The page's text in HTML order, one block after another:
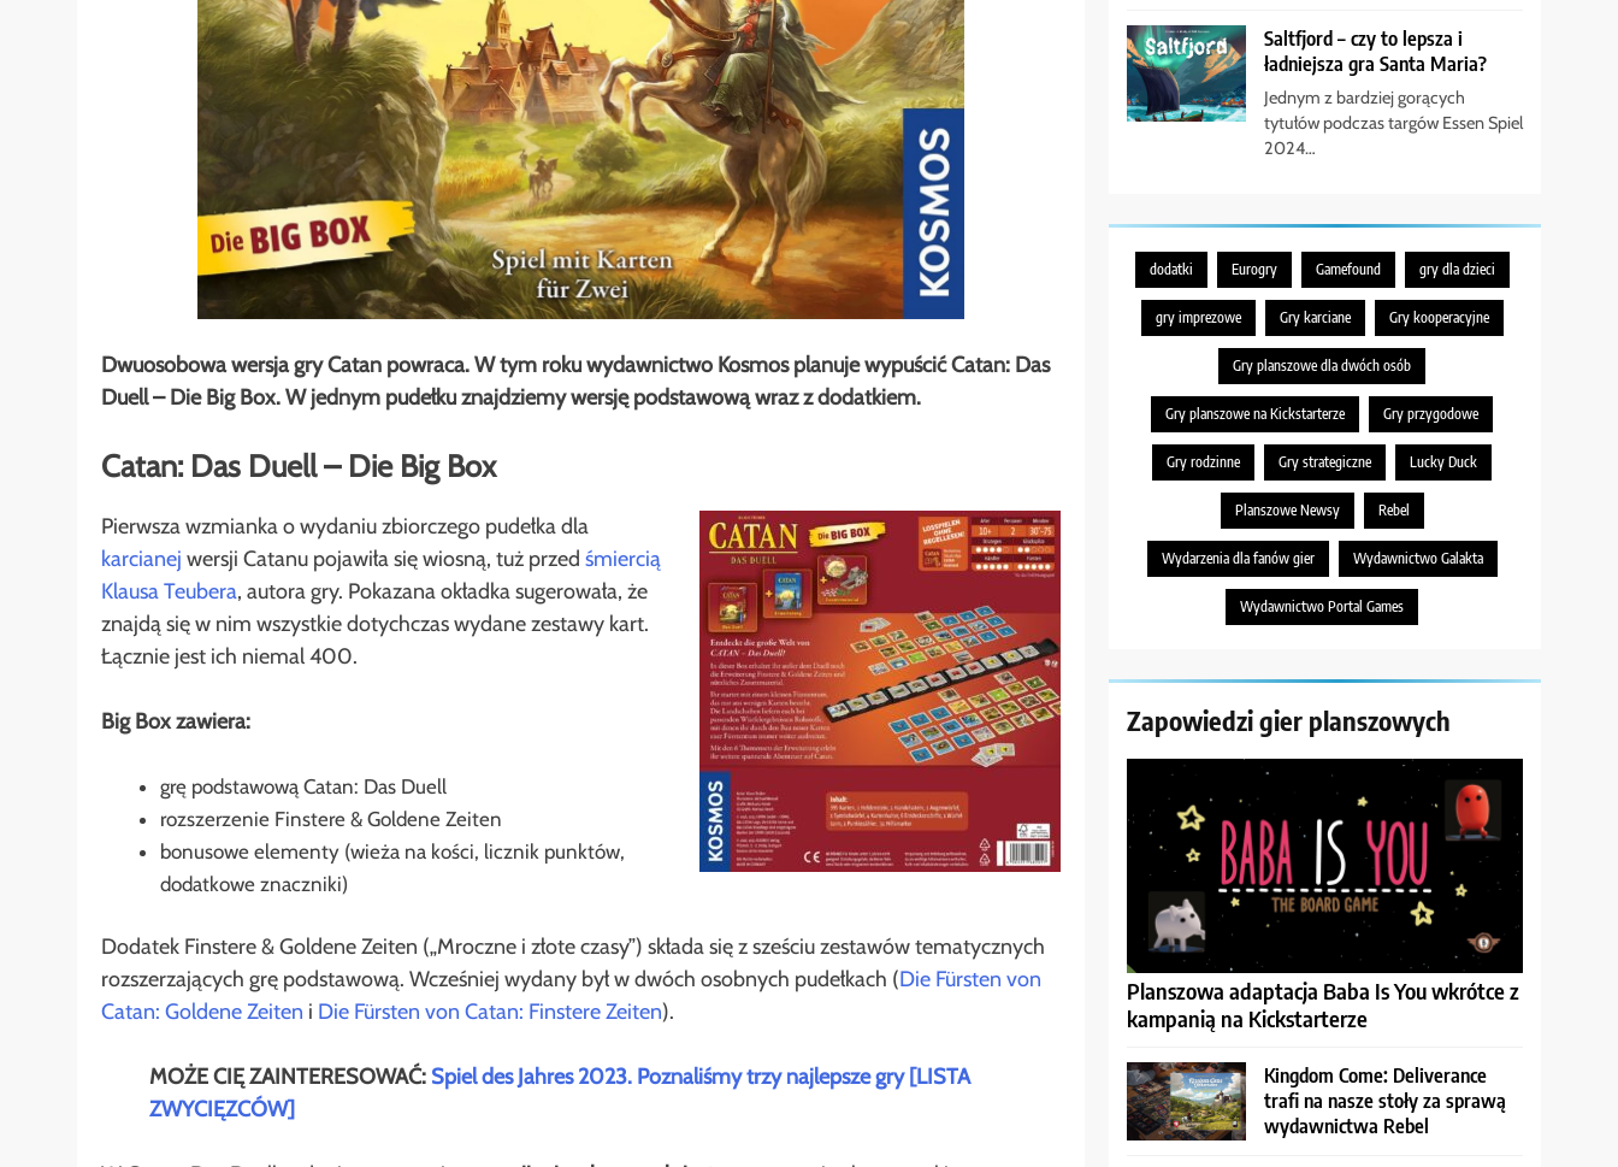
Dwuosobowa wersja gry Catan powraca. W tym roku wydawnictwo Kosmos planuje wypuścić Catan: Das
Duell – Die Big Box. W jednym pudełku znajdziemy wersję podstawową wraz z dodatkiem.
Catan: Das Duell – Die Big Box
Pierwsza wzmianka o wydaniu zbiorczego pudełka dla
karcianej wersji Catanu pojawiła się wiosną, tuż przed śmiercią
Klausa Teubera, autora gry. Pokazana okładka sugerowała, że
znajdą się w nim wszystkie dotychczas wydane zestawy kart.
Łącznie jest ich niemal 400.
Big Box zawiera:
grę podstawową Catan: Das Duell
rozszerzenie Finstere & Goldene Zeiten
bonusowe elementy (wieża na kości, licznik punktów,
dodatkowe znaczniki)
Dodatek Finstere & Goldene Zeiten („Mroczne i złote czasy”) składa się z sześciu zestawów tematycznych
rozszerzających grę podstawową. Wcześniej wydany był w dwóch osobnych pudełkach (Die Fürsten von
Catan: Goldene Zeiten i Die Fürsten von Catan: Finstere Zeiten).
MOŻE CIĘ ZAINTERESOWAĆ: Spiel des Jahres 2023. Poznaliśmy trzy najlepsze gry [LISTA
ZWYCIĘZCÓW]
Saltfjord – czy to lepsza i
ładniejsza gra Santa Maria?
Jednym z bardziej gorących
tytułów podczas targów Essen Spiel
2024…
dodatki Eurogry Gamefound gry dla dzieci
gry imprezowe Gry karciane Gry kooperacyjne
Gry planszowe dla dwóch osób
Gry planszowe na Kickstarterze Gry przygodowe
Gry rodzinne Gry strategiczne Lucky Duck
Planszowe Newsy Rebel
Wydarzenia dla fanów gier Wydawnictwo Galakta
Wydawnictwo Portal Games
Zapowiedzi gier planszowych
Planszowa adaptacja Baba Is You wkrótce z
kampanią na Kickstarterze
Kingdom Come: Deliverance
trafi na nasze stoły za sprawą
wydawnictwa Rebel